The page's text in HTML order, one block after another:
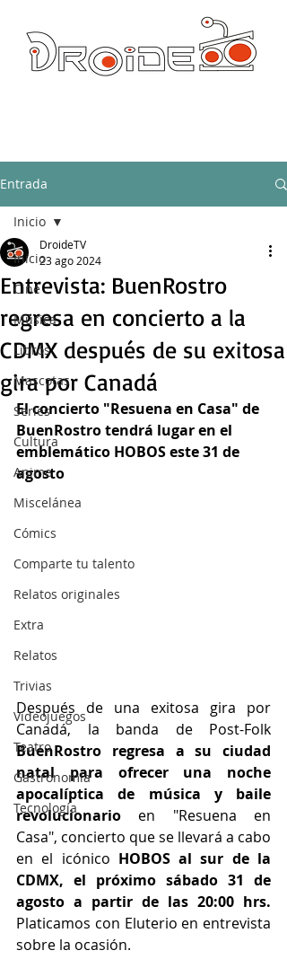
Entrada
Inicio
Cine
Música
Libros
Mascotas
Series
Cultura
Anime
Miscelánea
Cómics
Comparte tu talento
Relatos originales
Extra
Relatos
Trivias
Videojuegos
Teatro
Gastronomía
Tecnología
Inicio
Entrevista: BuenRostro
regresa en concierto a la
CDMX después de su exitosa
gira por Canadá
DroideTV
23 ago 2024
El concierto "Resuena en Casa" de
BuenRostro tendrá lugar en el
emblemático HOBOS este 31 de
agosto
Después de una exitosa gira por
BuenRostro regresa a su ciudad
natal para ofrecer una noche
apocalíptica de música y baile
revolucionario en "Resuena en
Casa", concierto que se llevará a cabo
en el icónico HOBOS al sur de la
CDMX, el próximo sábado 31 de
Platicamos con Eluterio en entrevista
sobre la ocasión.